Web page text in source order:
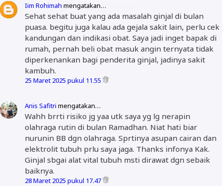
Iim Rohimah mengatakan…
Sehat sehat buat yang ada masalah ginjal di bulan
puasa. begitu juga kalau ada gejala sakit lain, perlu cek
kandungan dan indikasi obat. Saya jadi inget bapak di
rumah, pernah beli obat masuk angin ternyata tidak
diperkenankan bagi penderita ginjal, jadinya sakit
kambuh.
25 Maret 2025 pukul 11.55
Anis Safitri mengatakan…
Wahh brrti risiko jg yaa utk saya yg lg nerapin
olahraga rutin di bulan Ramadhan. Niat hati biar
nurunin BB dgn olahraga. Sprtinya asupan cairan dan
elektrolit tubuh prlu saya jaga. Thanks infonya Kak.
Ginjal sbgai alat vital tubuh msti dirawat dgn sebaik
baiknya.
28 Maret 2025 pukul 17.47